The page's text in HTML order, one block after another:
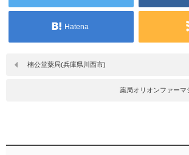
Hatena
楠公堂薬局(兵庫県川西市)
薬局オリオンファーマ